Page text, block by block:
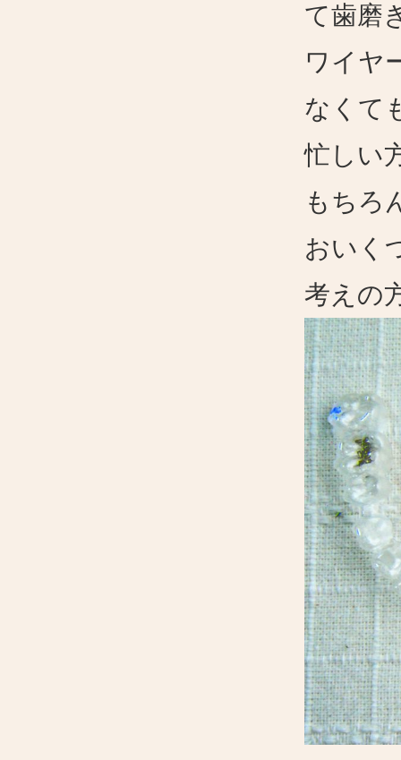
て歯磨
ワイヤ
なくて
忙しい
もちろ
おいく
考えの